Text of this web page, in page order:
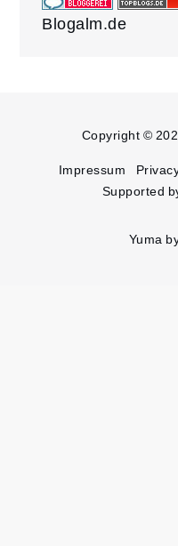
Blogalm.de
Copyright ©
Impressum
Supported
Yuma